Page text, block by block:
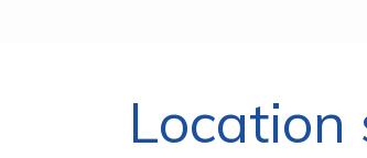
Location